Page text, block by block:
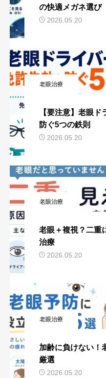
の快適メガネ選び
2026.05.20
老眼治療
【要注意】老眼
防ぐ5つの鉄則
2026.05.20
老眼治療
老眼＋複視？二重
治療
2026.05.20
老眼治療
加齢に負けない！
厳選
2026.05.20